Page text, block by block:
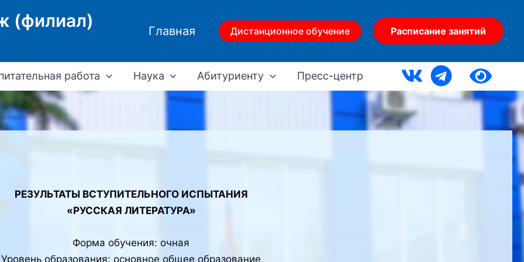
(филиал)
Главная Дистанционное обучение Расписание занятий
работа Наука Абитуриенту Пресс-центр
РЕЗУЛЬТАТЫ ВСТУПИТЕЛЬНОГО ИСПЫТАНИЯ
«РУССКАЯ ЛИТЕРАТУРА»
Форма обучения: очная
Уровень образования: основное общее образование